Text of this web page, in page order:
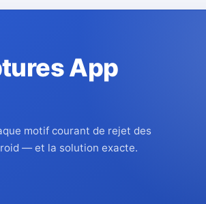
App
motif courant de rejet des
— et la solution exacte.